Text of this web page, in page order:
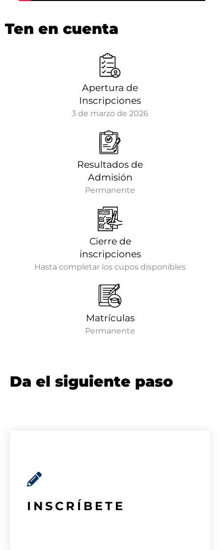
Ten en cuenta
Apertura de
Inscripciones
3 de marzo de 2026
Resultados de
Admisión
Permanente
Cierre de
inscripciones
Hasta completar los cupos disponibles
Matrículas
Permanente
Da el siguiente paso
INSCRÍBETE